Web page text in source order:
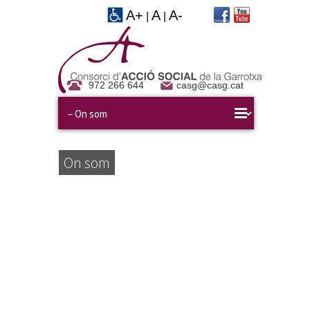
A+ A A-
972 266 644 casg@casg.cat
On som